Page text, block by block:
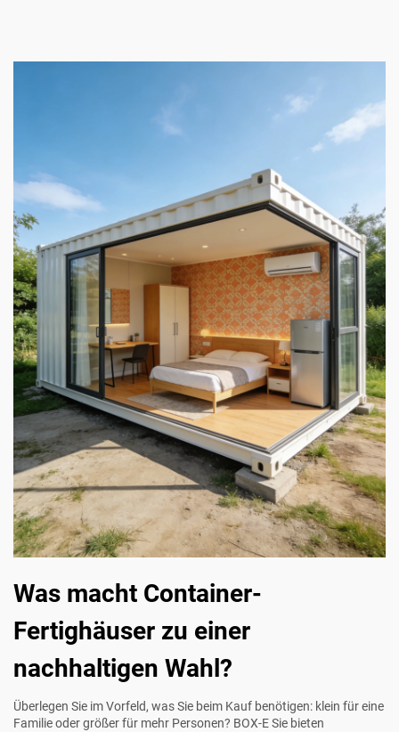
Was macht Container-
Fertighäuser zu einer
nachhaltigen Wahl?
Überlegen Sie im Vorfeld, was Sie beim Kauf benötigen: klein für eine
Familie oder größer für mehr Personen? BOX-ESie bieten